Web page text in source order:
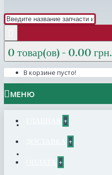
0 товар(ов) - 0.00 грн.
В корзине пусто!
МЕНЮ
+
+
+